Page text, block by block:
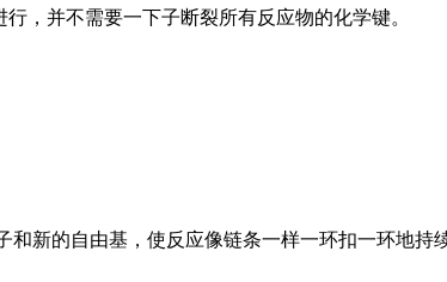
，并不需要一下子断裂所有反应物的化学键。
新的自由基，使反应像链条一样一环扣一环地持